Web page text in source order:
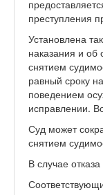
преступления
Установлена
наказания и об
снятием
равный сроку
поведением
исправлении.
Суд может
снятием
В случае